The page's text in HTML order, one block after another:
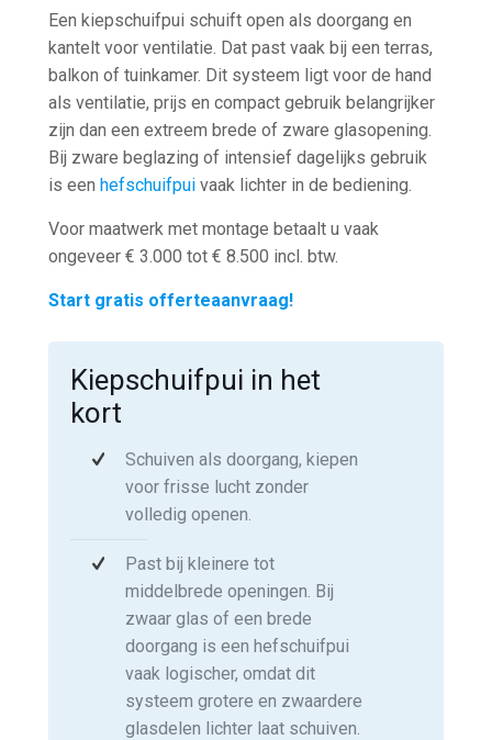
Een kiepschuifpui schuift open als doorgang en
kantelt voor ventilatie. Dat past vaak bij een terras,
balkon of tuinkamer. Dit systeem ligt voor de hand
als ventilatie, prijs en compact gebruik belangrijker
zijn dan een extreem brede of zware glasopening.
Bij zware beglazing of intensief dagelijks gebruik
is eenhefschuifpui vaak lichter in de bediening.
Voor maatwerk met montage betaalt u vaak
ongeveer € 3.000 tot € 8.500 incl. btw.
Start gratis offerteaanvraag!
Kiepschuifpui in het
kort
Schuiven als doorgang, kiepen
voor frisse lucht zonder
volledig openen.
Past bij kleinere tot
middelbrede openingen. Bij
zwaar glas of een brede
doorgang is een hefschuifpui
vaak logischer, omdat dit
systeem grotere en zwaardere
glasdelen lichter laat schuiven.